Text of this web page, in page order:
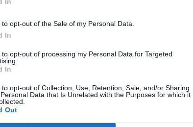
to opt-out of the Sale of my Personal Data.
In
to opt-out of processing my Personal Data for Targeted
In
to opt-out of Collection, Use, Retention, Sale, and/or Sharing
Data that Is Unrelated with the Purposes for which it
Out